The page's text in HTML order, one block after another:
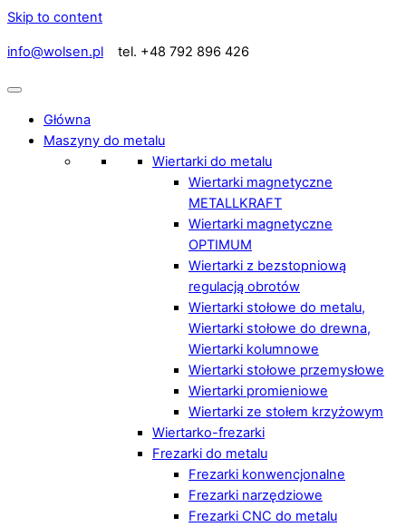
Skip to content
info@wolsen.pl tel. +48 792 896 426
Główna
Maszyny do metalu
Wiertarki do metalu
Wiertarki magnetyczne
METALLKRAFT
Wiertarki magnetyczne
OPTIMUM
Wiertarki z bezstopniową
regulacją obrotów
Wiertarki stołowe do metalu,
Wiertarki stołowe do drewna,
Wiertarki kolumnowe
Wiertarki stołowe przemysłowe
Wiertarki promieniowe
Wiertarki ze stołem krzyżowym
Wiertarko-frezarki
Frezarki do metalu
Frezarki konwencjonalne
Frezarki narzędziowe
Frezarki CNC do metalu